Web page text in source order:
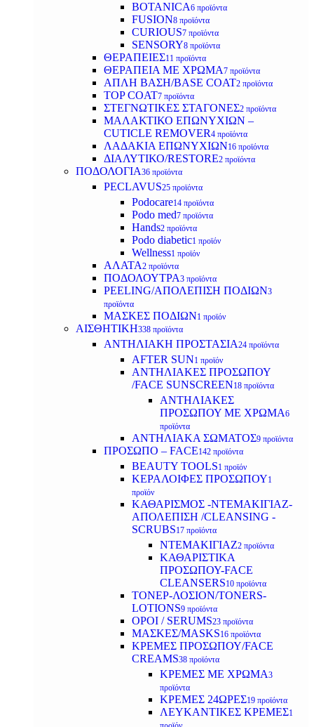
BOTANICA6 προϊόντα
FUSION8 προϊόντα
CURIOUS7 προϊόντα
SENSORY8 προϊόντα
ΘΕΡΑΠΕΙΕΣ11 προϊόντα
ΘΕΡΑΠΕΙΑ ΜΕ ΧΡΩΜΑ7 προϊόντα
ΑΠΛΗ ΒΑΣΗ/BASE COAT2 προϊόντα
TOP COAT7 προϊόντα
ΣΤΕΓΝΩΤΙΚΕΣ ΣΤΑΓΟΝΕΣ2 προϊόντα
ΜΑΛΑΚΤΙΚΟ ΕΠΩΝΥΧΙΩΝ –
CUTICLE REMOVER4 προϊόντα
ΛΑΔΑΚΙΑ ΕΠΩΝΥΧΙΩΝ16 προϊόντα
ΔΙΑΛΥΤΙΚΟ/RESTORE2 προϊόντα
ΠΟΔΟΛΟΓΙΑ36 προϊόντα
PECLAVUS25 προϊόντα
Podocare14 προϊόντα
Podo med7 προϊόντα
Hands2 προϊόντα
Podo diabetic1 προϊόν
Wellness1 προϊόν
ΑΛΑΤΑ2 προϊόντα
ΠΟΔΟΛΟΥΤΡΑ3 προϊόντα
PEELING/ΑΠΟΛΕΠΙΣΗ ΠΟΔΙΩΝ3
προϊόντα
ΜΑΣΚΕΣ ΠΟΔΙΩΝ1 προϊόν
ΑΙΣΘΗΤΙΚΗ338 προϊόντα
ΑΝΤΗΛΙΑΚΗ ΠΡΟΣΤΑΣΙΑ24 προϊόντα
AFTER SUN1 προϊόν
ΑΝΤΗΛΙΑΚΕΣ ΠΡΟΣΩΠΟΥ
/FACE SUNSCREEN18 προϊόντα
ΑΝΤΗΛΙΑΚΕΣ
ΠΡΟΣΩΠΟΥ ΜΕ ΧΡΩΜΑ6
προϊόντα
ΑΝΤΗΛΙΑΚΑ ΣΩΜΑΤΟΣ9 προϊόντα
ΠΡΟΣΩΠΟ – FACE142 προϊόντα
BEAUTY TOOLS1 προϊόν
ΚΕΡΑΛΟΙΦΕΣ ΠΡΟΣΩΠΟΥ1
προϊόν
ΚΑΘΑΡΙΣΜΟΣ -ΝΤΕΜΑΚΙΓΙΑΖ-
ΑΠΟΛΕΠΙΣΗ /CLEANSING -
SCRUBS17 προϊόντα
ΝΤΕΜΑΚΙΓΙΑΖ2 προϊόντα
ΚΑΘΑΡΙΣΤΙΚΑ
ΠΡΟΣΩΠΟΥ-FACE
CLEANSERS10 προϊόντα
ΤΟΝΕΡ-ΛΟΣΙΟΝ/TONERS-
LOTIONS9 προϊόντα
ΟΡΟΙ / SERUMS23 προϊόντα
ΜΑΣΚΕΣ/MASKS16 προϊόντα
ΚΡΕΜΕΣ ΠΡΟΣΩΠΟΥ/FACE
CREAMS38 προϊόντα
ΚΡΕΜΕΣ ΜΕ ΧΡΩΜΑ3
προϊόντα
ΚΡΕΜΕΣ 24ΩΡΕΣ19 προϊόντα
ΛΕΥΚΑΝΤΙΚΕΣ ΚΡΕΜΕΣ1